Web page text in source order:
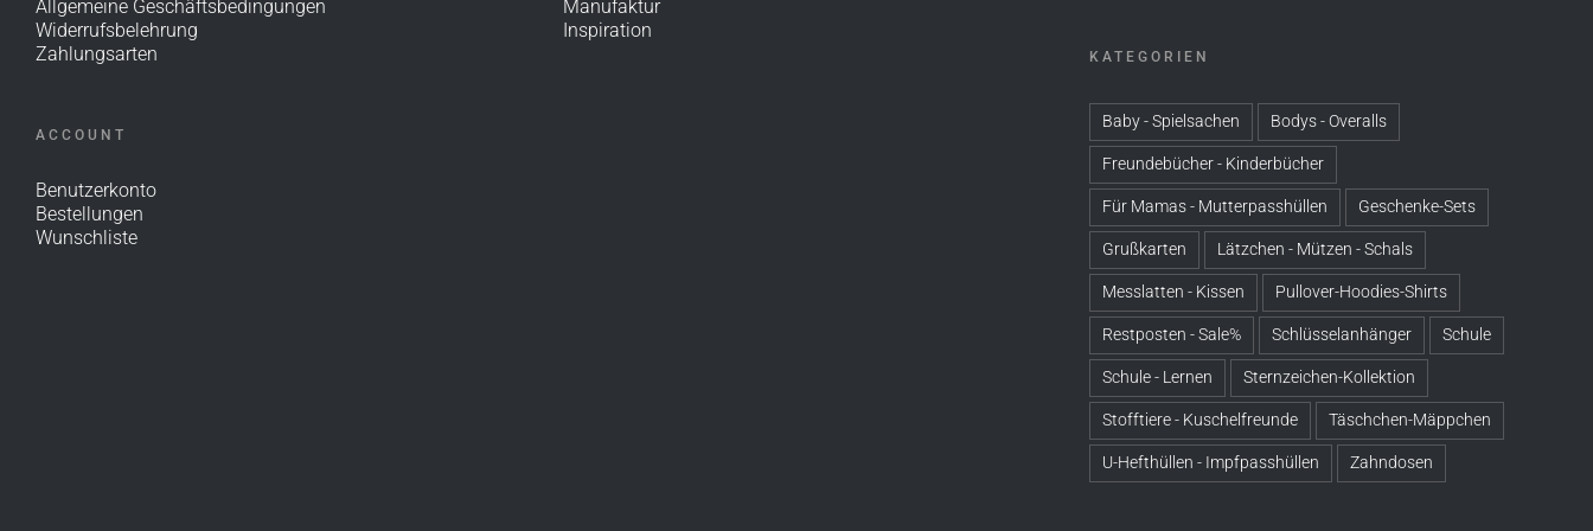
Allgemeine Geschäftsbedingungen
Widerrufsbelehrung
Zahlungsarten
ACCOUNT
Benutzerkonto
Bestellungen
Wunschliste
Manufaktur
Inspiration
KATEGORIEN
Baby - Spielsachen Bodys - Overalls
Freundebücher - Kinderbücher
Für Mamas - Mutterpasshüllen Geschenke-Sets
Grußkarten Lätzchen - Mützen - Schals
Messlatten - Kissen Pullover-Hoodies-Shirts
Restposten - Sale% Schlüsselanhänger Schule
Schule - Lernen Sternzeichen-Kollektion
Stofftiere - Kuschelfreunde Täschchen-Mäppchen
U-Hefthüllen - Impfpasshüllen Zahndosen